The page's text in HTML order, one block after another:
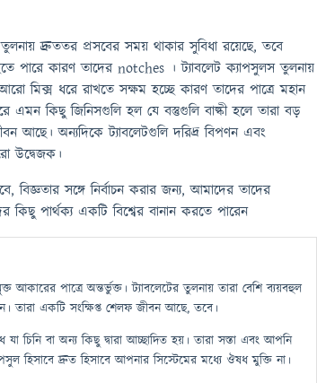
দ্রুততর প্রসবের সময় থাকার সুবিধা রয়েছে, তবে
পারে কারণ তাদের notches । ট্যাবলেট ক্যাপসুলস তুলনায়
মিক্স ধরে রাখতে সক্ষম হচ্ছে কারণ তাদের পাত্রে মহান
এমন কিছু জিনিসগুলি হল যে বস্তুগুলি বাল্কী হলে তারা বড়
আছে। অন্যদিকে ট্যাবলেটগুলি দরিদ্র বিপণন এবং
উদ্বেজক।
সঙ্গে নির্বাচন করার জন্য, আমাদের তাদের
কিছু পার্থক্য একটি বিশ্বের বানান করতে পারেন
পাত্রে অন্তর্ভুক্ত। ট্যাবলেটের তুলনায় তারা বেশি ব্যয়বহুল
তারা একটি সংক্ষিপ্ত শেলফ জীবন আছে, তবে।
চিনি বা অন্য কিছু দ্বারা আচ্ছাদিত হয়। তারা সস্তা এবং আপনি
হিসাবে দ্রুত হিসাবে আপনার সিস্টেমের মধ্যে ঔষধ মুক্তি না।